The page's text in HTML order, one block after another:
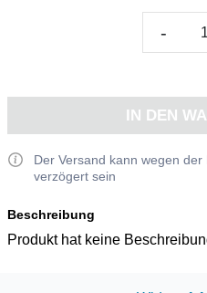
-
IN DEN
Der Versand kann wegen
verzögert sein
Beschreibung
Produkt hat keine